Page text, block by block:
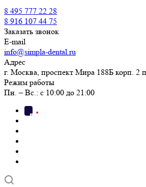
8 495 777 22 28
8 916 107 44 75
Заказать звонок
E-mail
info@simpla-dental.ru
Адрес
г. Москва, проспект Мира 188Б корп.
Режим работы
Пн. – Вс.: с 10:00 до 21:00